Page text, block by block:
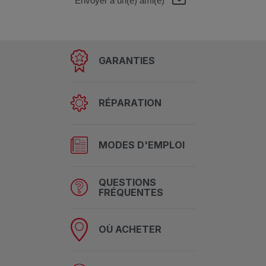
GARANTIES
RÉPARATION
MODES D'EMPLOI
QUESTIONS
FRÉQUENTES
OÙ ACHETER